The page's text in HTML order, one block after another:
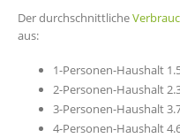
Der durchschnittliche
aus:
1-Personen-Haushalt
2-Personen-Haushalt
3-Personen-Haushalt
4-Personen-Haushalt